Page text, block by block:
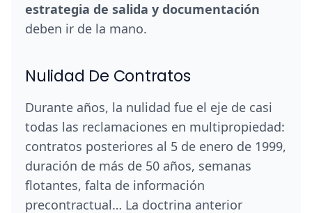
estrategia de salida y documentación
deben ir de la mano.
Nulidad De Contratos
Durante años, la nulidad fue el eje de casi
todas las reclamaciones en multipropiedad:
contratos posteriores al 5 de enero de 1999,
duración de más de 50 años, semanas
flotantes, falta de información
precontractual… La doctrina anterior